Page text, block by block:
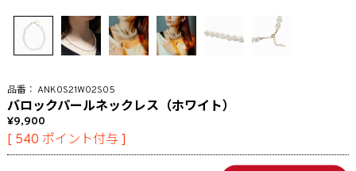
ANK0S21W02S05
バロックパールネックレス（ホワイト）
9,900
[ 540 ポイント付与 ]